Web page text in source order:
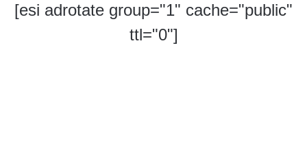
[esi adrotate group="1" cache="public"
ttl="0"]